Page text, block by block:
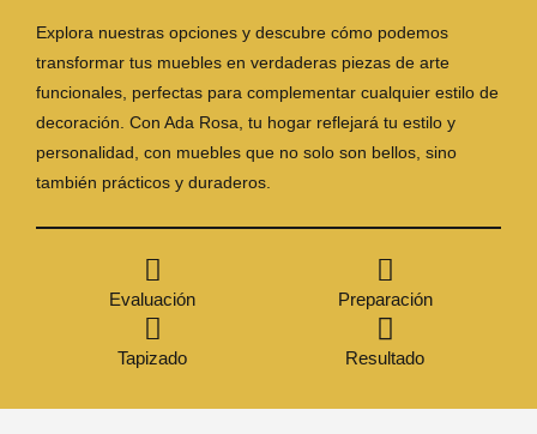
Explora nuestras opciones y descubre cómo podemos
transformar tus muebles en verdaderas piezas de arte
funcionales, perfectas para complementar cualquier estilo de
decoración. Con Ada Rosa, tu hogar reflejará tu estilo y
personalidad, con muebles que no solo son bellos, sino
también prácticos y duraderos.
Evaluación Preparación
Tapizado Resultado